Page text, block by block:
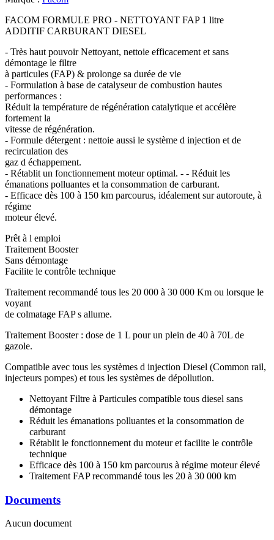
FACOM FORMULE PRO - NETTOYANT FAP 1 litre
ADDITIF CARBURANT DIESEL
- Très haut pouvoir Nettoyant, nettoie efficacement et sans
démontage le filtre
à particules (FAP) & prolonge sa durée de vie
- Formulation à base de catalyseur de combustion hautes
performances :
Réduit la température de régénération catalytique et accélère
fortement la
vitesse de régénération.
- Formule détergent : nettoie aussi le système d injection et de
recirculation des
gaz d échappement.
- Rétablit un fonctionnement moteur optimal. - - Réduit les
émanations polluantes et la consommation de carburant.
- Efficace dès 100 à 150 km parcourus, idéalement sur autoroute, à
régime
moteur élevé.
Prêt à l emploi
Traitement Booster
Sans démontage
Facilite le contrôle technique
Traitement recommandé tous les 20 000 à 30 000 Km ou lorsque le
voyant
de colmatage FAP s allume.
Traitement Booster : dose de 1 L pour un plein de 40 à 70L de
gazole.
Compatible avec tous les systèmes d injection Diesel (Common rail,
injecteurs pompes) et tous les systèmes de dépollution.
Nettoyant Filtre à Particules compatible tous diesel sans
démontage
Réduit les émanations polluantes et la consommation de
carburant
Rétablit le fonctionnement du moteur et facilite le contrôle
technique
Efficace dès 100 à 150 km parcourus à régime moteur élevé
Traitement FAP recommandé tous les 20 à 30 000 km
Documents
Aucun document